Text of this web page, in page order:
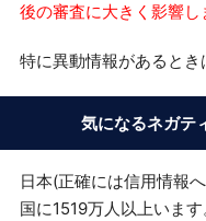
後の審査に大きく影響し
特に異動情報があるとき
気になるネガテ
日本(正確には信用情報
国に1519万人以上います